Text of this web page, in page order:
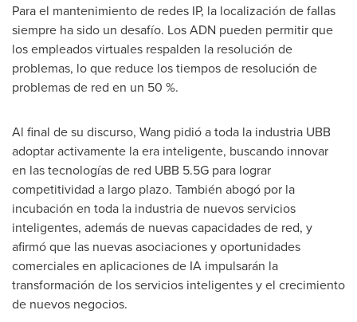
Para el mantenimiento de redes IP, la localización de fallas
siempre ha sido un desafío. Los ADN pueden permitir que
los empleados virtuales respalden la resolución de
problemas, lo que reduce los tiempos de resolución de
problemas de red en un 50 %.
Al final de su discurso, Wang pidió a toda la industria UBB
adoptar activamente la era inteligente, buscando innovar
en las tecnologías de red UBB 5.5G para lograr
competitividad a largo plazo. También abogó por la
incubación en toda la industria de nuevos servicios
inteligentes, además de nuevas capacidades de red, y
afirmó que las nuevas asociaciones y oportunidades
comerciales en aplicaciones de IA impulsarán la
transformación de los servicios inteligentes y el crecimiento
de nuevos negocios.